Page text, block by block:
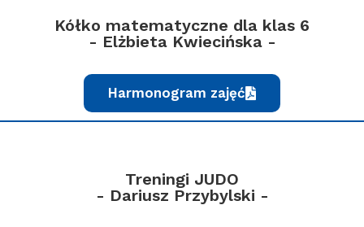
Kółko matematyczne dla klas 6
- Elżbieta Kwiecińska -
Harmonogram zajęć
Treningi JUDO
- Dariusz Przybylski -